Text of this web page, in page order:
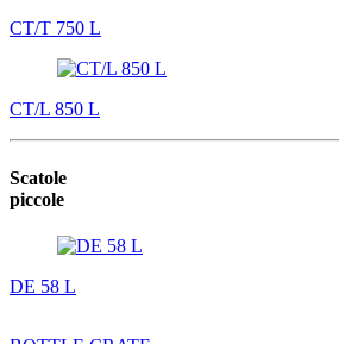
CT/T 750 L
CT/L 850 L
Scatole
piccole
DE 58 L